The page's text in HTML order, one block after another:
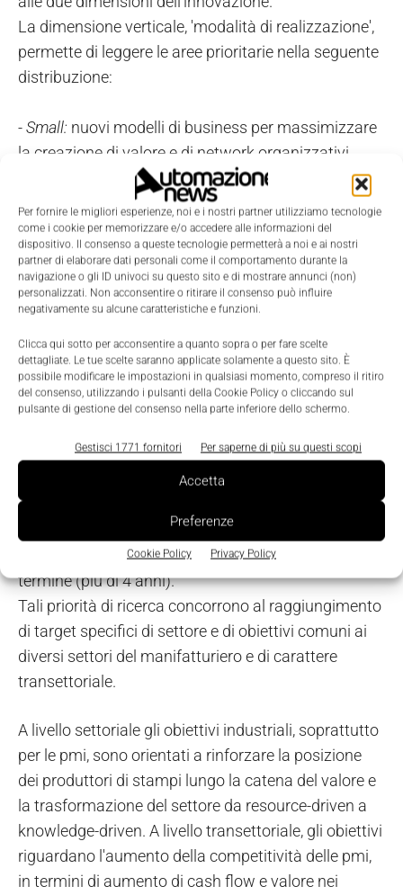
Per fornire le migliori esperienze, noi e i nostri partner utilizziamo tecnologie
come i cookie per memorizzare e/o accedere alle informazioni del
dispositivo. Il consenso a queste tecnologie permetterà a noi e ai nostri
partner di elaborare dati personali come il comportamento durante la
navigazione o gli ID univoci su questo sito e di mostrare annunci (non)
personalizzati. Non acconsentire o ritirare il consenso può influire
negativamente su alcune caratteristiche e funzioni.
Clicca qui sotto per acconsentire a quanto sopra o per fare scelte
dettagliate. Le tue scelte saranno applicate solamente a questo sito. È
possibile modificare le impostazioni in qualsiasi momento, compreso il ritiro
del consenso, utilizzando i pulsanti della Cookie Policy o cliccando sul
pulsante di gestione del consenso nella parte inferiore dello schermo.
Gestisci 1771 fornitori Per saperne di più su questi scopi
Accetta
Preferenze
Cookie Policy Privacy Policy
La dimensione verticale, 'modalità di realizzazione',
permette di leggere le aree prioritarie nella seguente
distribuzione:
- Small: nuovi modelli di business per massimizzare
la creazione di valore e di network organizzativi.
La modalità di realizzazione prevede interventi
immediati, attraverso progetti small, per ottenere
risposte competitive nel breve termine (1-2 anni);
- Medium: metodi e strumenti knowledge-based e
Ict, dedicati sia alla simulazione e al prototyping sia
realizzazione prevede progetti a partire dal secondo
anno per ottenere risposte competitive nel medio
termine (2-4 anni);
: tecnologie emergenti per nuovi sistemi di
produzione, in particolare relative a materiali
multifunzionali. La modalità di realizzazione
prevede progetti a partire dal secondo anno per
ottenere risposte competitive nel medio e lungo
termine (più di 4 anni).
Tali priorità di ricerca concorrono al raggiungimento
di target specifici di settore e di obiettivi comuni ai
diversi settori del manifatturiero e di carattere
transettoriale.
A livello settoriale gli obiettivi industriali, soprattutto
per le pmi, sono orientati a rinforzare la posizione
dei produttori di stampi lungo la catena del valore e
la trasformazione del settore da resource-driven a
knowledge-driven. A livello transettoriale, gli obiettivi
riguardano l'aumento della competitività delle pmi,
in termini di aumento di cash flow e valore nei